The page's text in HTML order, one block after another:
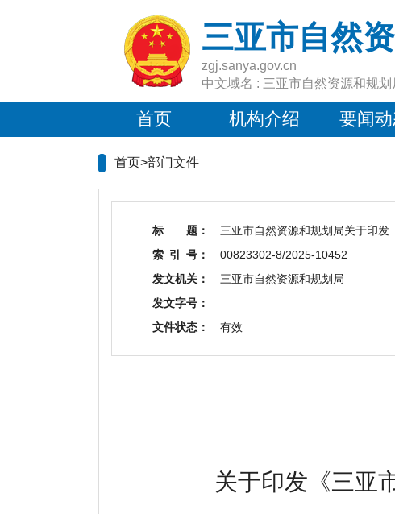
三亚市自然
zgj.sanya.gov.cn
中文域名 : 三亚市自然资源和规划
首页 机构介绍 要闻
首页>部门文件
标 题：
三亚市自然资源和规划局关于印
索 引 号：
00823302-8/2025-10452
发文机关：
三亚市自然资源和规划局
发文字号：
文件状态：
有效
关于印发《三亚